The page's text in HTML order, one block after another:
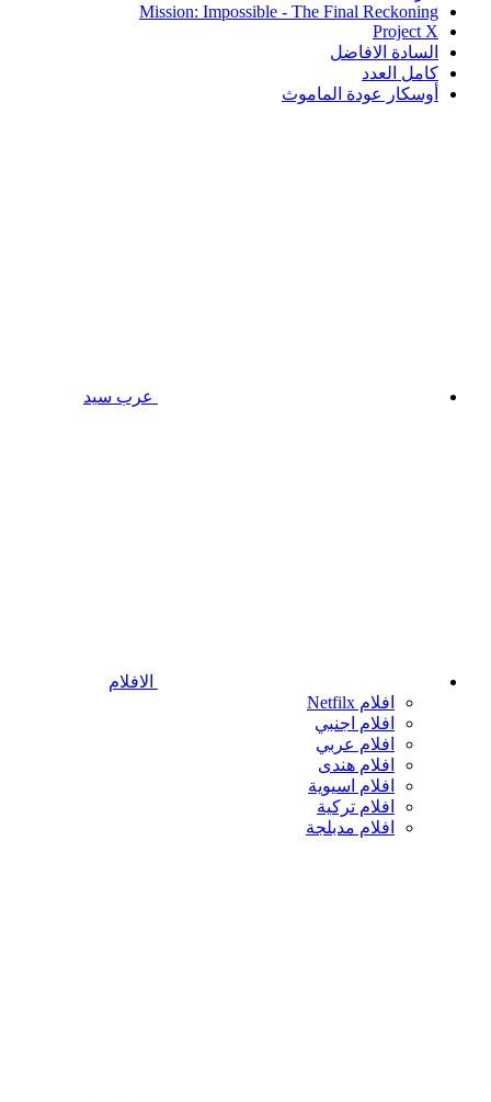
Mission: Impossible - The Final Reckoning
Project X
السادة الافاضل
كامل العدد
أوسكار عودة الماموث
عرب سيد
الافلام
افلام Netfilx
افلام اجنبي
افلام عربي
افلام هندى
افلام اسيوية
افلام تركية
افلام مدبلجة